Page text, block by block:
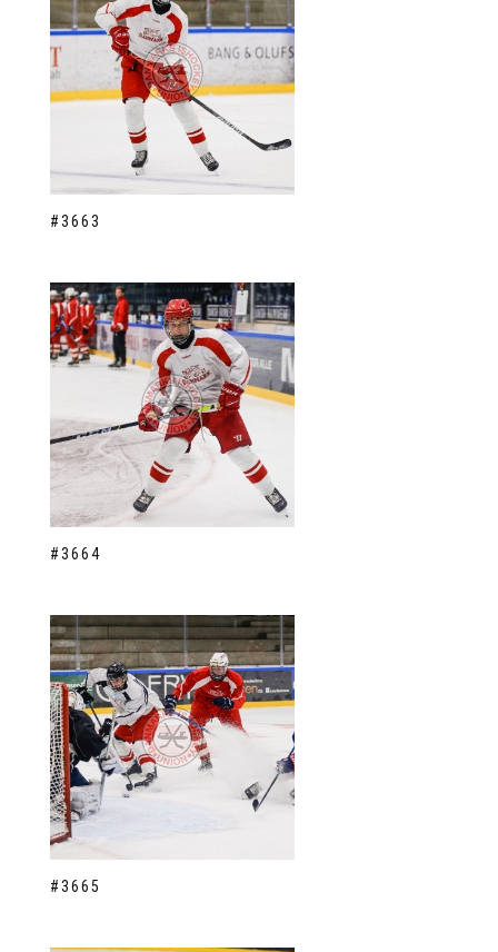
#3663
#3664
#3665